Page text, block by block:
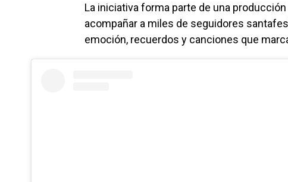
La iniciativa forma parte de una
acompañar a miles de seguidores
emoción, recuerdos y canciones que